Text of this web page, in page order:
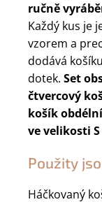
ručně
Každý kus je
vzorem a
dodává
dotek. Set
čtvercový
košík
ve velikosti S
Použity
Háčkovaný